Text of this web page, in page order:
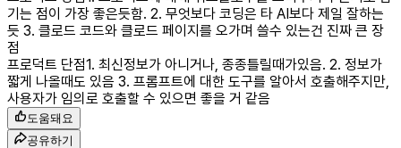
기는 점이 가장 좋은듯함. 2. 무엇보다 코딩은 타 AI보다 제일 잘하는
듯 3. 클로드 코드와 클로드 페이지를 오가며 쓸수 있는건 진짜 큰 장
점
프로덕트 단점1. 최신정보가 아니거나, 종종틀릴때가있음. 2. 정보가
짧게 나올때도 있음 3. 프롬프트에 대한 도구를 알아서 호출해주지만,
사용자가 임의로 호출할 수 있으면 좋을 거 같음
도움돼요
공유하기